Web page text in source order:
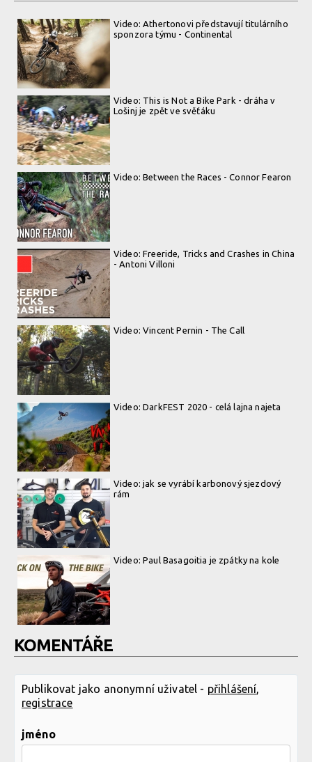
Video: Athertonovi představují titulárního
sponzora týmu - Continental
Video: This is Not a Bike Park - dráha v
Lošinj je zpět ve svěťáku
Video: Between the Races - Connor Fearon
Video: Freeride, Tricks and Crashes in China
- Antoni Villoni
Video: Vincent Pernin - The Call
Video: DarkFEST 2020 - celá lajna najeta
Video: jak se vyrábí karbonový sjezdový
rám
Video: Paul Basagoitia je zpátky na kole
KOMENTÁŘE
Publikovat jako anonymní uživatel - přihlášení
registrace
jméno